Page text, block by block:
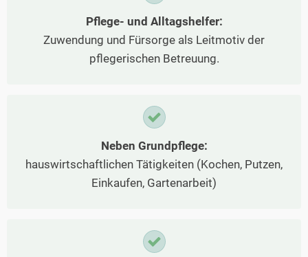
Pflege- und Alltagshelfer:
Zuwendung und Fürsorge als Leitmotiv der
pflegerischen Betreuung.
Neben Grundpflege:
hauswirtschaftlichen Tätigkeiten (Kochen, Putzen,
Einkaufen, Gartenarbeit)